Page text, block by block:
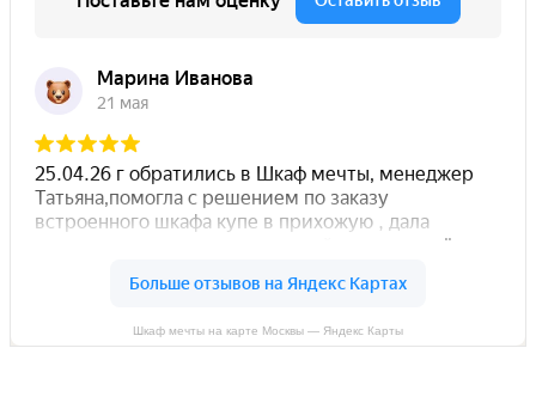
Шкаф мечты на карте Москвы — Яндекс Карты